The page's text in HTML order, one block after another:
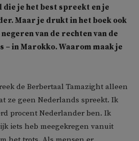
die je het best spreekt en je
Maar je drukt in het boek ook
van de rechten van de
– in Marokko. Waarom maak je
de Berbertaal Tamazight alleen
ze geen Nederlands spreekt. Ik
procent Nederlander ben. Ik
iets heb meegekregen vanuit